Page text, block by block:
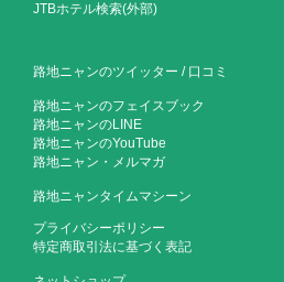
JTBホテル検索(外部)
路地ニャンのツイッター / 口コミ
路地ニャンのフェイスブック
路地ニャンのLINE
路地ニャンのYouTube
路地ニャン・メルマガ
路地ニャンタイムマシーン
プライバシーポリシー
特定商取引法に基づく表記